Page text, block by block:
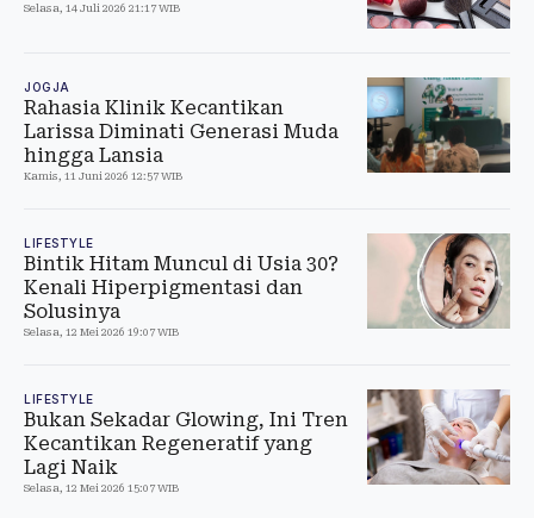
Selasa, 14 Juli 2026 21:17 WIB
JOGJA
Rahasia Klinik Kecantikan
Larissa Diminati Generasi Muda
hingga Lansia
Kamis, 11 Juni 2026 12:57 WIB
LIFESTYLE
Bintik Hitam Muncul di Usia 30?
Kenali Hiperpigmentasi dan
Solusinya
Selasa, 12 Mei 2026 19:07 WIB
LIFESTYLE
Bukan Sekadar Glowing, Ini Tren
Kecantikan Regeneratif yang
Lagi Naik
Selasa, 12 Mei 2026 15:07 WIB